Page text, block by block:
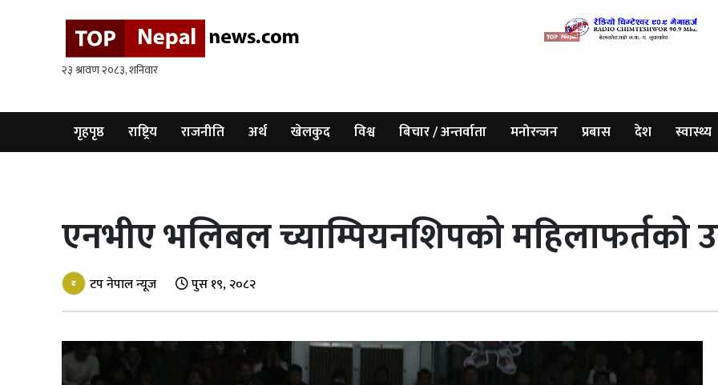
गृहपृष्ठ राष्ट्रिय राजनीति अर्थ खेलकुद विश्व बिचार / अन्तर्वाता मनोरन्जन प्रबास देश स्वास्थ्य
राजनीति
अर्थ
एनभीए भलिबल च्याम्पियनशिपको महिलाफर्तको
टप नेपाल न्यूज पुस १९, २०८२